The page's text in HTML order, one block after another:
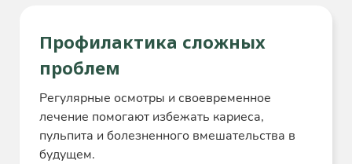
Профилактика сложных
проблем
Регулярные осмотры и своевременное
лечение помогают избежать кариеса,
пульпита и болезненного вмешательства в
будущем.